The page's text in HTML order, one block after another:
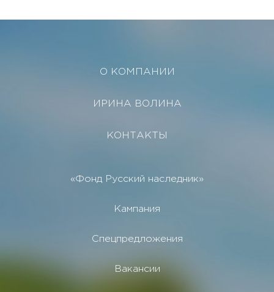
О КОМПАНИИ
ИРИНА ВОЛИНА
КОНТАКТЫ
«Фонд Русский наследник»
Кампания
Спецпредложения
Вакансии